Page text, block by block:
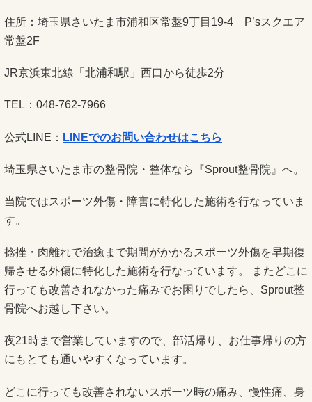
住所：埼玉県さいたま市浦和区常盤9丁目19-4 P’sスクエア
常盤2F
JR京浜東北線「北浦和駅」西口から徒歩2分
TEL：048-762-7966
公式LINE： LINEでのお問い合わせはこちら
埼玉県さいたま市の整骨院・整体なら『Sprout整骨院』へ。
当院ではスポーツ外傷・障害に特化した施術を行なっていま
す。
捻挫・肉離れで治癒まで期間がかかるスポーツ外傷を早期復
帰させる外傷に特化した施術を行なっています。 またどこに
行っても改善されなかった痛みでお困りでしたら、Sprout整
骨院へお越し下さい。
夜21時まで営業していますので、部活帰り、お仕事帰りの方
にもとても通いやすくなっています。
どこに行っても改善されないスポーツ時の痛み、慢性痛、身